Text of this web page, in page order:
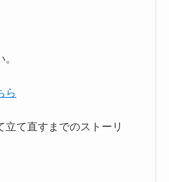
ら
立て直すまでのストーリ